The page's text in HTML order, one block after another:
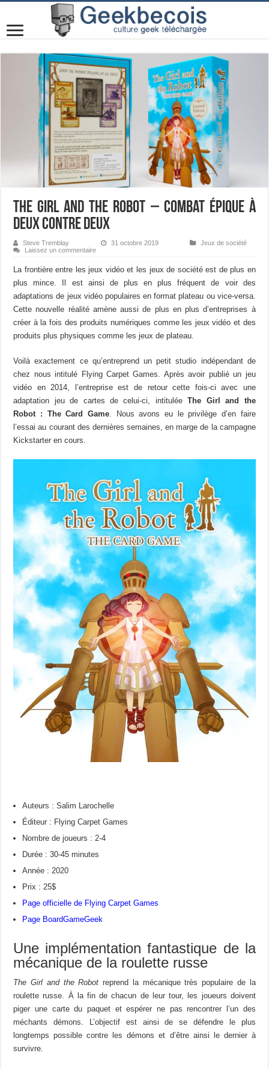
The Girl and the Robot – Combat épique à
deux contre deux
Steve Tremblay 31 octobre 2019
Jeux de société
Laissez un commentaire
La frontière entre les jeux vidéo et les jeux de société est de plus en
plus mince. Il est ainsi de plus en plus fréquent de voir des
adaptations de jeux vidéo populaires en format plateau ou vice-versa.
Cette nouvelle réalité amène aussi de plus en plus d’entreprises à
créer à la fois des produits numériques comme les jeux vidéo et des
produits plus physiques comme les jeux de plateau.
Voilà exactement ce qu’entreprend un petit studio indépendant de
chez nous intitulé Flying Carpet Games. Après avoir publié un jeu
vidéo en 2014, l’entreprise est de retour cette fois-ci avec une
adaptation jeu de cartes de celui-ci, intituléeThe Girl and the
Robot : The Card Game. Nous avons eu le privilège d’en faire
l’essai au courant des dernières semaines, en marge de la campagne
Kickstarter en cours.
Auteurs : Salim Larochelle
Éditeur : Flying Carpet Games
Nombre de joueurs : 2-4
Durée : 30-45 minutes
Année : 2020
Prix : 25$
Page officielle de Flying Carpet Games
Page BoardGameGeek
Une implémentation fantastique de la
mécanique de la roulette russe
The Girl and the Robot reprend la mécanique très populaire de la
roulette russe. À la fin de chacun de leur tour, les joueurs doivent
piger une carte du paquet et espérer ne pas rencontrer l’un des
méchants démons. L’objectif est ainsi de se défendre le plus
longtemps possible contre les démons et d’être ainsi le dernier à
survivre.